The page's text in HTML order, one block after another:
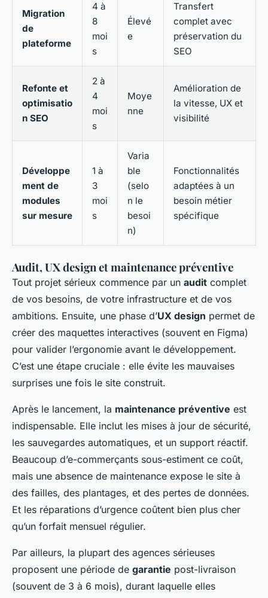
Migration
de
plateforme
4 à
8
moi
s
Élevé
e
Transfert
complet avec
préservation du
SEO
Refonte et
optimisatio
n SEO
2 à
4
moi
s
Moye
nne
Amélioration de
la vitesse, UX et
visibilité
Développe
ment de
modules
sur mesure
1 à
3
moi
s
Varia
ble
(selo
n le
besoi
n)
Fonctionnalités
adaptées à un
besoin métier
spécifique
Audit, UX design et maintenance préventive
Tout projet sérieux commence par un audit complet
de vos besoins, de votre infrastructure et de vos
ambitions. Ensuite, une phase d’UX design permet de
créer des maquettes interactives (souvent en Figma)
pour valider l’ergonomie avant le développement.
C’est une étape cruciale : elle évite les mauvaises
surprises une fois le site construit.
Après le lancement, la maintenance préventive est
indispensable. Elle inclut les mises à jour de sécurité,
les sauvegardes automatiques, et un support réactif.
Beaucoup d’e-commerçants sous-estiment ce coût,
mais une absence de maintenance expose le site à
des failles, des plantages, et des pertes de données.
Et les réparations d’urgence coûtent bien plus cher
qu’un forfait mensuel régulier.
Par ailleurs, la plupart des agences sérieuses
proposent une période de garantie post-livraison
(souvent de 3 à 6 mois), durant laquelle elles